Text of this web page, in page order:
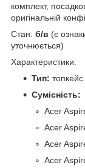
комплект,
оригінальній
Стан: б/в (є
уточнюється)
Характеристики:
Тип:
Сумісність:
Acer
Acer
Acer
Acer